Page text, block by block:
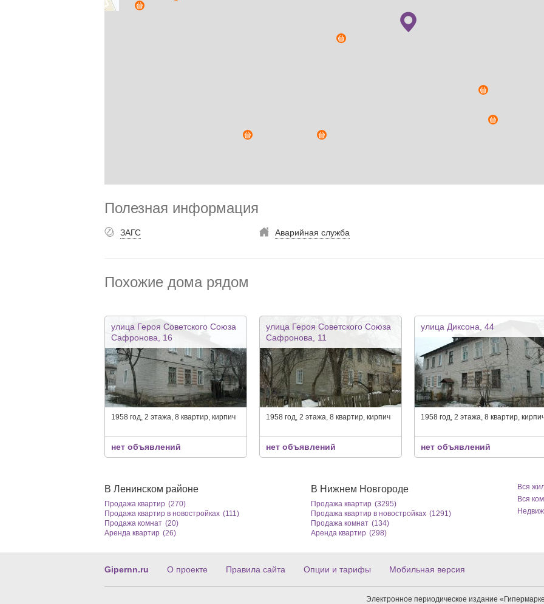
Полезная информация
ЗАГС Аварийная служба
Похожие дома рядом
улица Героя Советского Союза
Сафронова, 16
1958 год, 2 этажа, 8 квартир, кирпич
нет объявлений
улица Героя Советского Союза
Сафронова, 11
1958 год, 2 этажа, 8 квартир, кирпич
нет объявлений
улица Диксона, 44
1958 год, 2 этажа, 8 квартир,
нет объявлений
В Ленинском районе
Продажа квартир (270)
Продажа квартир в новостройках (111)
Продажа комнат (20)
Аренда квартир (26)
В Нижнем Новгороде
Продажа квартир (3295)
Продажа квартир в новостройках (1291)
Продажа комнат (134)
Аренда квартир (298)
Вся
Вся
Gipernn.ru О проекте Правила сайта Опции и тарифы Мобильная версия
Электронное периодическое издание